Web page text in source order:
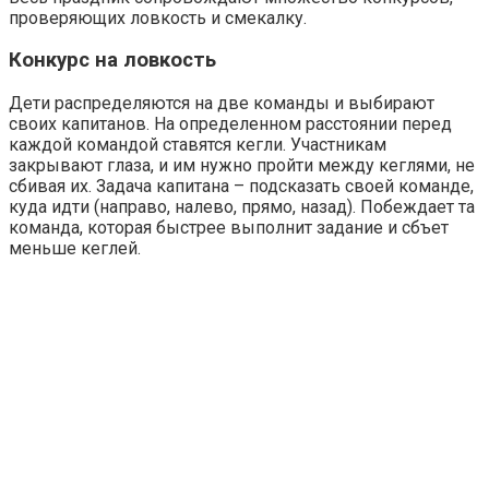
проверяющих ловкость и смекалку.
Конкурс на ловкость
Дети распределяются на две команды и выбирают
своих капитанов. На определенном расстоянии перед
каждой командой ставятся кегли. Участникам
закрывают глаза, и им нужно пройти между кеглями, не
сбивая их. Задача капитана – подсказать своей команде,
куда идти (направо, налево, прямо, назад). Побеждает та
команда, которая быстрее выполнит задание и сбъет
меньше кеглей.